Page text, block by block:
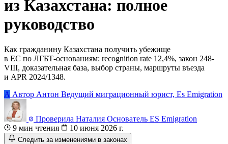
из Казахстана: полное
руководство
Как гражданину Казахстана получить убежище
в ЕС по ЛГБТ-основаниям: recognition rate 12,4%, закон 248-
VIII, доказательная база, выбор страны, маршруты въезда
и APR 2024/1348.
А Автор Антон Ведущий миграционный юрист, Es Emigration
Проверила Наталия Основатель ES Emigration
9 мин чтения
10 июня 2026 г.
Следить за изменениями в законах